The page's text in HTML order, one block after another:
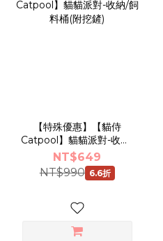
【特殊優惠】【貓侍
Catpool】貓貓派對-收納/
飼料桶(附挖鏟)
NT$649
NT$990 6.6折